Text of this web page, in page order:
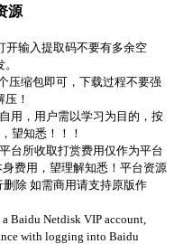
源
开输入提取码不要有多余空
压缩包即可，下载过程不要强
！
用，用户需以学习为目的，按
望知悉！！！
台所收取打赏费用仅作为平台
费用，望理解知悉！平台资源
除 如需商用请支持原版作
Baidu Netdisk VIP account,
with logging into Baidu